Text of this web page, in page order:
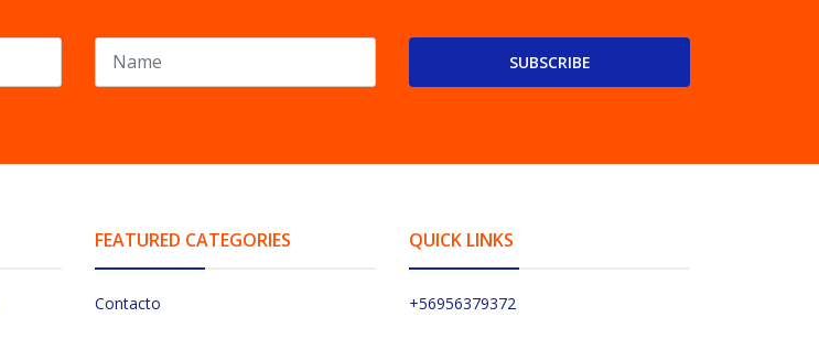
SUBSCRIBE
FEATURED CATEGORIES
Contacto
QUICK LINKS
+56956379372